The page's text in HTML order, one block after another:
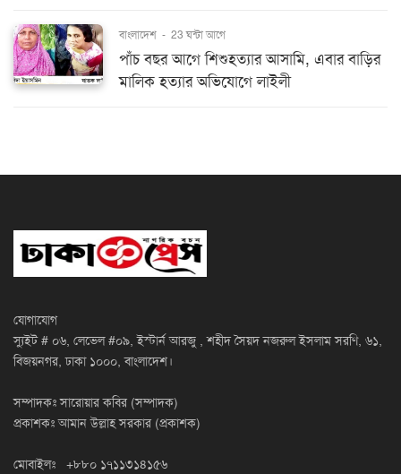
বাংলাদেশ - 23 ঘন্টা আগে
পাঁচ বছর আগে শিশুহত্যার আসামি, এবার বাড়ির
মালিক হত্যার অভিযোগে লাইলী
যোগাযোগ
স্যুইট # ০৬, লেভেল #০৯, ইস্টার্ন আরজু , শহীদ সৈয়দ নজরুল ইসলাম সরণি, ৬১,
বিজয়নগর, ঢাকা ১০০০, বাংলাদেশ।
সম্পাদকঃ সারোয়ার কবির (সম্পাদক)
প্রকাশকঃ আমান উল্লাহ সরকার (প্রকাশক)
মোবাইলঃ +৮৮০ ১৭১১৩১৪১৫৬